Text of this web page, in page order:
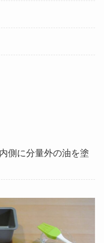
側に分量外の油を塗